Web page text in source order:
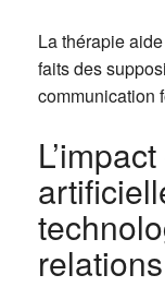
La thérapie
faits des
communication
relations